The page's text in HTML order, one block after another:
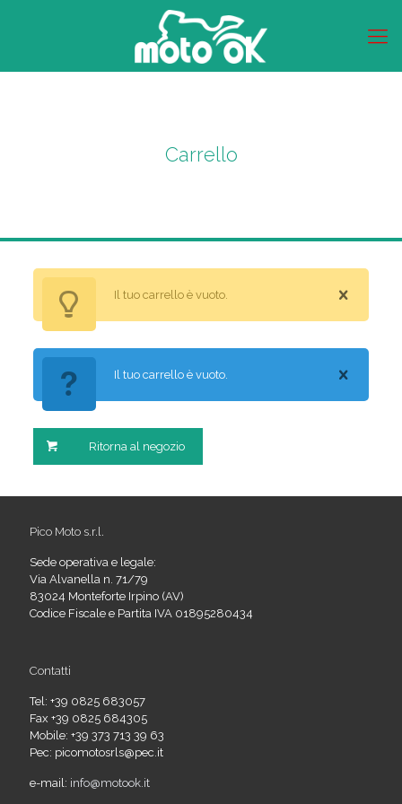
Carrello
Il tuo carrello è vuoto.
Il tuo carrello è vuoto.
Ritorna al negozio
Pico Moto s.r.l.
Sede operativa e legale:
Via Alvanella n. 71/79
83024 Monteforte Irpino (AV)
Codice Fiscale e Partita IVA 01895280434
Contatti
Tel: +39 0825 683057
Fax +39 0825 684305
Mobile: +39 373 713 39 63
Pec: picomotosrls@pec.it
e-mail: info@motook.it